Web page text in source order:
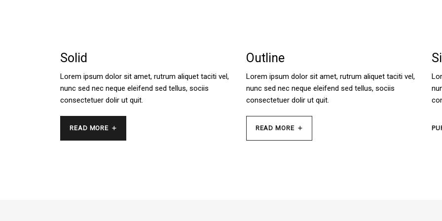
Solid
Lorem ipsum dolor sit amet, rutrum aliquet taciti vel,
nunc sed nec neque eleifend sed tellus, sociis
consectetuer dolir ut quit.
READ MORE
Outline
Lorem ipsum dolor sit amet, rutrum aliquet taciti vel,
nunc sed nec neque eleifend sed tellus, sociis
consectetuer dolir ut quit.
READ MORE